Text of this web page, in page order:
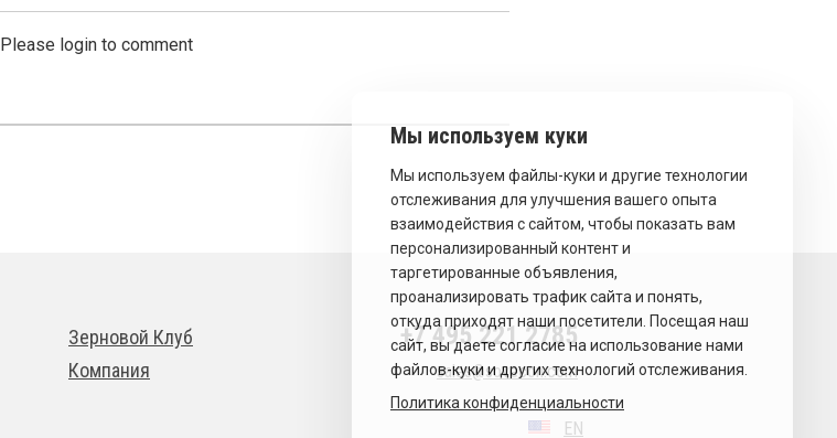
Please login to comment
Зерновой Клуб
Компания
+7 495 221 2785
sales@sovecon.com
EN
Политика конфиденциальности